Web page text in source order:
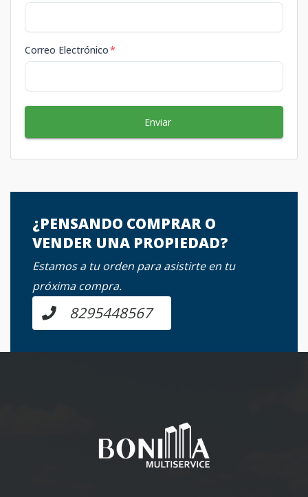
Correo Electrónico*
Enviar
¿PENSANDO COMPRAR O
VENDER UNA PROPIEDAD?
Estamos a tu orden para asistirte en tu
próxima compra.
8295448567